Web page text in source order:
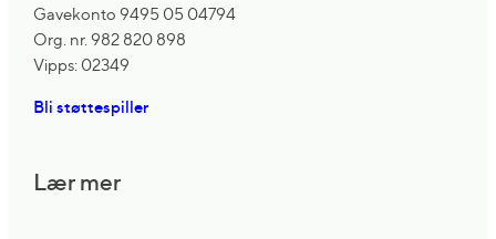
Gavekonto 9495 05 04794
Org. nr. 982 820 898
Vipps: 02349
Bli støttespiller
Lær mer